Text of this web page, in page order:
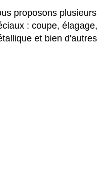
proposons
: coupe,
et bien